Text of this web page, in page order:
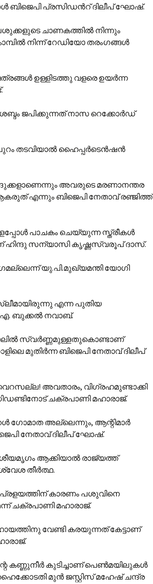
ബിജെപി പ്രസിഡന്‍റ് ദിലീപ് ഘോഷ്.
ചാണകത്തിൽ നിന്നും
നിന്ന് റേഡിയോ തരംഗങ്ങൾ
ഉള്ളിടത്തു വളരെ ഉയർന്ന
ജപിക്കുന്നത് നാസ റെക്കോർഡ്
തടവിയാൽ ഹൈപ്പർടെൻഷൻ
അവരുടെ മരണാനന്തര
എന്നും ബിജെപി നേതാവ് രഞ്ജിത്ത്
പാചകം ചെയ്യുന്ന സ്ത്രീകൾ
ഹിന്ദു സന്യാസി കൃഷ്ണസ്വരൂപ് ദാസ്.
യു.പി.മുഖ്യമന്തി യോഗി
എന്ന പുതിയ
ബുക്കൽ നവാബ്.
സ്വർണ്ണമുള്ളതുകൊണ്ടാണ്
മുതിർന്ന ബിജെപി നേതാവ് ദിലീപ്
അവതാരം, വിഗ്രഹമുണ്ടാക്കി
ചക്രപാണി മഹാരാജ്.
ഗോമാത അല്ലെന്നും, ആന്റിമാർ
നേതാവ് ദിലീപ് ഘോഷ്.
ആക്കിയാൽ രാജ്യത്ത്
തീർത്ഥ.
പ്രളയത്തിന് കാരണം പശുവിനെ
ചക്രപാണി മഹാരാജ്.
വേണ്ടി കരയുന്നത് കേട്ടാണ്
കണ്ണുനീർ കുടിച്ചാണ് പെൺ‌മയിലുകൾ
മുൻ ജസ്റ്റിസ് മഹേഷ് ചന്ദ്ര